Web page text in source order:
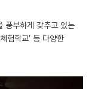
풍부하게 갖추고 있는
험학교’ 등 다양한